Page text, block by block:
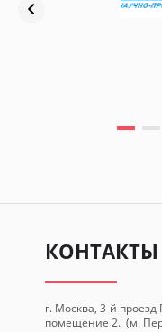
КОНТАКТЫ
г. Москва, 3-й
помещение 2. (м.